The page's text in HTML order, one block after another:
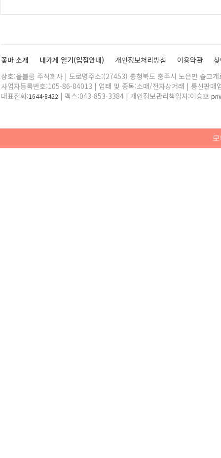
꽃마 소개 내가게 열기(입점안내) 개인정보처리방침 이용약관
상호:올블룸 주식회사 | 도로명주소:(27453) 충청북도 충주시 노은면 솔고
사업자등록번호:105-86-84013 | 업태 및 종목:소매/전자상거래 | 통신판매
대표전화:1644-8422 | 팩스:043-853-3384 | 개인정보관리책임자:이승호